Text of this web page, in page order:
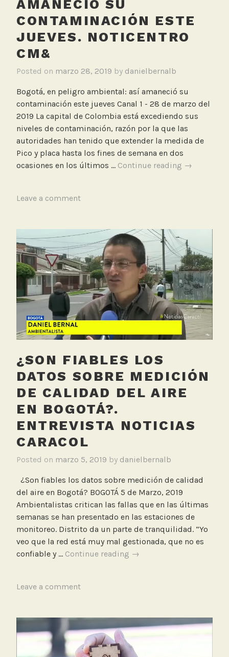
,
N
t
i
c
n
t
r
o
1
C
M
AMANECIÓ SU
CONTAMINACIÓN ESTE
JUEVES. NOTICENTRO
CM&
Posted on marzo 28, 2019 by danielbernalb
Bogotá, en peligro ambiental: así amaneció su
contaminación este jueves Canal 1 - 28 de marzo del
2019 La capital de Colombia está excediendo sus
niveles de contaminación, razón por la que las
autoridades han tenido que extender la medida de
Pico y placa hasta los fines de semana en dos
ocasiones en los últimos … Continue reading Bogotá,
su
este
jueves.
Noticentro
CM&
→
T
g
e
d
C
n
m
n
a
c
i
ó
n
,
R
e
M
o
n
i
t
o
r
O
i
Leave a comment
¿SON FIABLES LOS
DATOS SOBRE MEDICIÓN
DE CALIDAD DEL AIRE
EN BOGOTÁ?.
ENTREVISTA NOTICIAS
CARACOL
Posted on marzo 5, 2019 by danielbernalb
¿Son fiables los datos sobre medición de calidad
del aire en Bogotá? BOGOTÁ 5 de Marzo, 2019
Ambientalistas critican las fallas que en las últimas
semanas se han presentado en las estaciones de
monitoreo. Distrito da un parte de tranquilidad. “Yo
veo que la red está muy mal gestionada, que no es
confiable y … Continue reading ¿Son
de
calidad
del
→
T
e
Leave a comment